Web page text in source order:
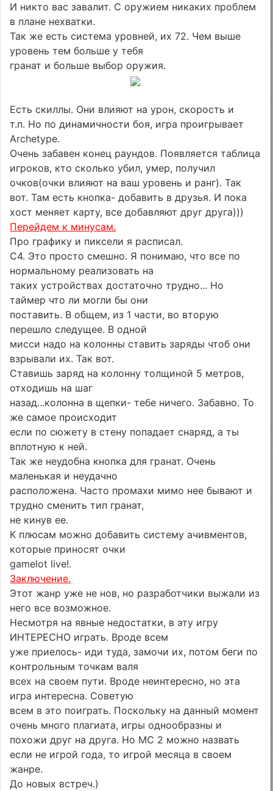
И никто вас завалит. С оружием никаких проблем
в плане нехватки.
Так же есть система уровней, их 72. Чем выше
уровень тем больше у тебя
гранат и больше выбор оружия.
Есть скиллы. Они влияют на урон, скорость и
т.п. Но по динамичности боя, игра проигрывает
Archetype.
Очень забавен конец раундов. Появляется таблица
игроков, кто сколько убил, умер, получил
очков(очки влияют на ваш уровень и ранг). Так
вот. Там есть кнопка- добавить в друзья. И пока
хост меняет карту, все добавляют друг друга)))
Перейдем к минусам.
Про графику и пиксели я расписал.
C4. Это просто смешно. Я понимаю, что все по
нормальному реализовать на
таких устройствах достаточно трудно... Но
таймер что ли могли бы они
поставить. В общем, из 1 части, во вторую
перешло следущее. В одной
мисси надо на колонны ставить заряды чтоб они
взрывали их. Так вот.
Ставишь заряд на колонну толщиной 5 метров,
отходишь на шаг
назад...колонна в щепки- тебе ничего. Забавно. То
же самое происходит
если по сюжету в стену попадает снаряд, а ты
вплотную к ней.
Так же неудобна кнопка для гранат. Очень
маленькая и неудачно
расположена. Часто промахи мимо нее бывают и
трудно сменить тип гранат,
не кинув ее.
К плюсам можно добавить систему ачивментов,
которые приносят очки
gamelot live!.
Заключение.
Этот жанр уже не нов, но разработчики выжали из
него все возможное.
Несмотря на явные недостатки, в эту игру
ИНТЕРЕСНО играть. Вроде всем
уже приелось- иди туда, замочи их, потом беги по
контрольным точкам валя
всех на своем пути. Вроде неинтересно, но эта
игра интересна. Советую
всем в это поиграть. Поскольку на данный момент
очень много плагиата, игры однообразны и
похожи друг на друга. Но MC 2 можно назвать
если не игрой года, то игрой месяца в своем
жанре.
До новых встреч.)